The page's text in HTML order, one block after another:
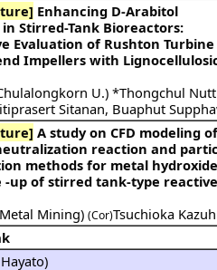
Stirred-Tank Bioreactors:
Evaluation of Rushton Turbine
Impellers with
U.) *Thongchul
Sitanan, Buaphut
A study on CFD modeling of
reaction and
methods for metal
-up of stirred tank-type
Mining) (Cor)Tsuchioka
)